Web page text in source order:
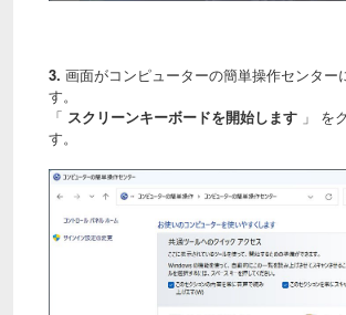
3. 画面がコンピューターの簡単操作センター
す。
「 スクリーンキーボードを開始します 」 を
す。